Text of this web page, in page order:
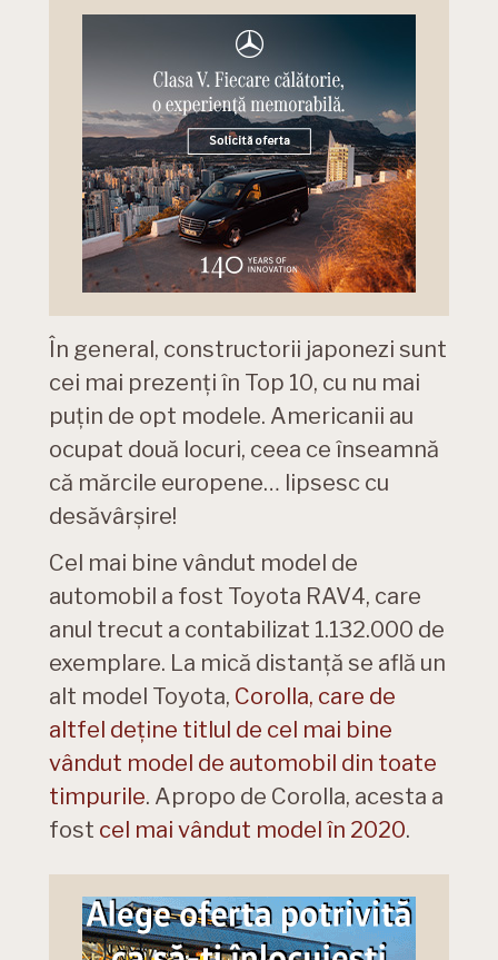
În general, constructorii japonezi sunt
cei mai prezenți în Top 10, cu nu mai
puțin de opt modele. Americanii au
ocupat două locuri, ceea ce înseamnă
că mărcile europene… lipsesc cu
desăvârșire!
Cel mai bine vândut model de
automobil a fost Toyota RAV4, care
anul trecut a contabilizat 1.132.000 de
exemplare. La mică distanță se află un
alt model Toyota, Corolla, care de
altfel deține titlul de cel mai bine
vândut model de automobil din toate
timpurile. Apropo de Corolla, acesta a
fost cel mai vândut model în 2020.